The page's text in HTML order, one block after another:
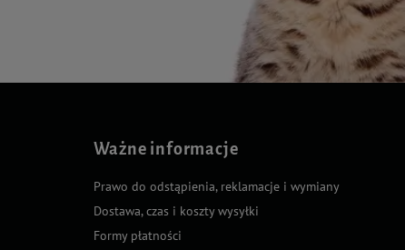
Ważne informacje
Prawo do odstąpienia, reklamacje i wymiany
Dostawa, czas i koszty wysyłki
Formy płatności